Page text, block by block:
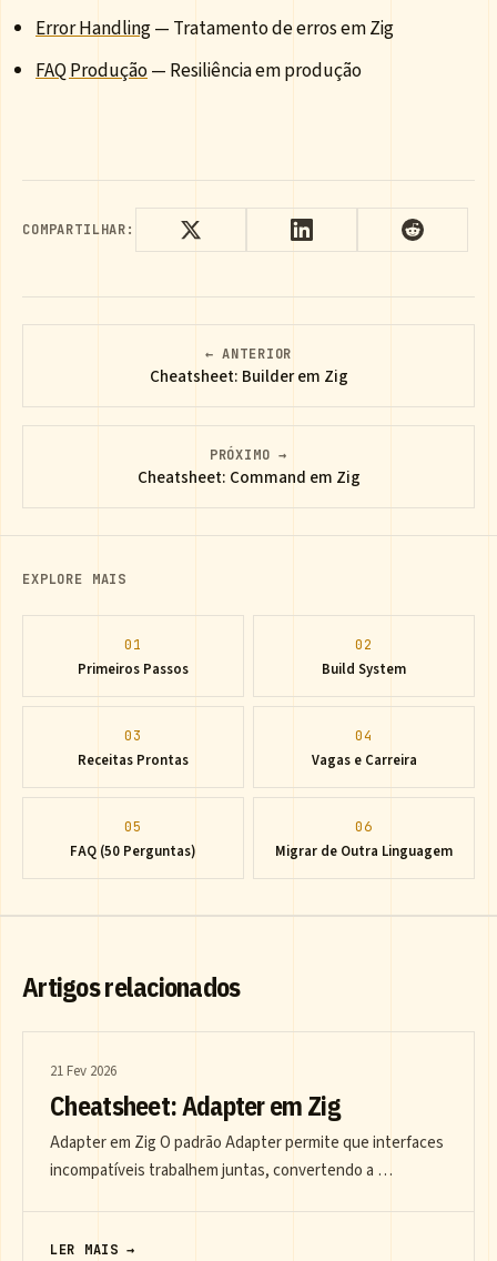
Error Handling— Tratamento de erros em Zig
FAQ Produção— Resiliência em produção
COMPARTILHAR:
← ANTERIOR
Cheatsheet: Builder em Zig
PRÓXIMO →
Cheatsheet: Command em Zig
EXPLORE MAIS
01
Primeiros Passos
02
Build System
03
Receitas Prontas
04
Vagas e Carreira
05
FAQ (50 Perguntas)
06
Migrar de Outra Linguagem
Artigos relacionados
21 Fev 2026
Cheatsheet: Adapter em Zig
Adapter em Zig O padrão Adapter permite que interfaces
incompatíveis trabalhem juntas, convertendo a …
LER MAIS →